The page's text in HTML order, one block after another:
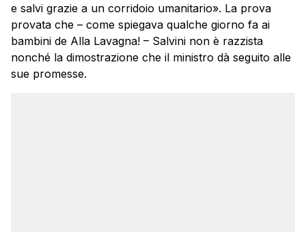
e salvi grazie a un corridoio umanitario». La prova
provata che – come spiegava qualche giorno fa ai
bambini de Alla Lavagna! – Salvini non è razzista
nonché la dimostrazione che il ministro dà seguito alle
sue promesse.